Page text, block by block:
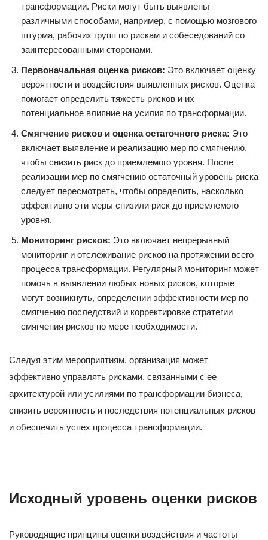
трансформации. Риски могут быть выявлены
различными способами, например, с помощью мозгового
штурма, рабочих групп по рискам и собеседований со
заинтересованными сторонами.
Первоначальная оценка рисков: Это включает оценку
вероятности и воздействия выявленных рисков. Оценка
помогает определить тяжесть рисков и их
потенциальное влияние на усилия по трансформации.
Смягчение рисков и оценка остаточного риска: Это
включает выявление и реализацию мер по смягчению,
чтобы снизить риск до приемлемого уровня. После
реализации мер по смягчению остаточный уровень риска
следует пересмотреть, чтобы определить, насколько
эффективно эти меры снизили риск до приемлемого
уровня.
Мониторинг рисков: Это включает непрерывный
мониторинг и отслеживание рисков на протяжении всего
процесса трансформации. Регулярный мониторинг может
помочь в выявлении любых новых рисков, которые
могут возникнуть, определении эффективности мер по
смягчению последствий и корректировке стратегии
смягчения рисков по мере необходимости.
Следуя этим мероприятиям, организация может
эффективно управлять рисками, связанными с ее
архитектурой или усилиями по трансформации бизнеса,
снизить вероятность и последствия потенциальных рисков
и обеспечить успех процесса трансформации.
Исходный уровень оценки рисков
Руководящие принципы оценки воздействия и частоты